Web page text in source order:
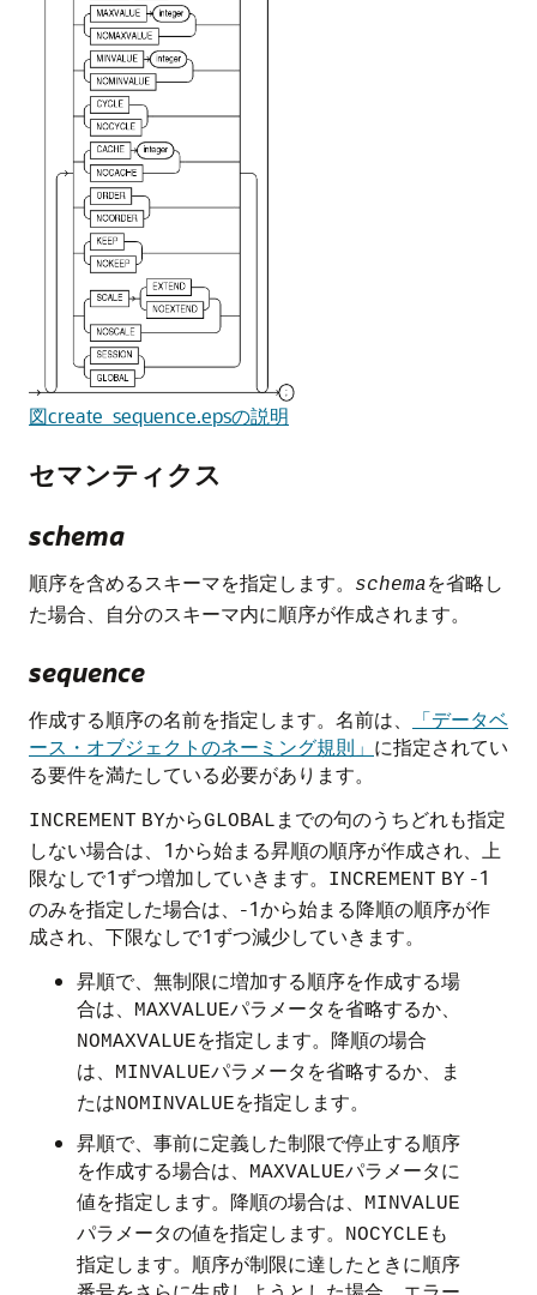
図create_sequence.epsの説明
セマンティクス
schema
順序を含めるスキーマを指定します。 schemaを省略し
た場合、自分のスキーマ内に順序が作成されます。
sequence
作成する順序の名前を指定します。名前は、
「データベ
ース・オブジェクトのネーミング規則」 に指定されてい
る要件を満たしている必要があります。
INCREMENT BYからGLOBAL までの句のうちどれも指定
しない場合は、1から始まる昇順の順序が作成され、上
限なしで1ずつ増加していきます。
INCREMENT BY -1
のみを指定した場合は、-1から始まる降順の順序が作
成され、下限なしで1ずつ減少していきます。
昇順で、無制限に増加する順序を作成する場
合は、
MAXVALUEパラメータを省略するか、
NOMAXVALUEを指定します。 降順の場合
は、
MINVALUEパラメータを省略するか、ま
たはNOMINVALUEを指定します。
昇順で、事前に定義した制限で停止する順序
を作成する場合は、
MAXVALUEパラメータに
値を指定します。 降順の場合は、 MINVALUE
パラメータの値を指定します。 NOCYCLE も
指定します。順序が制限に達したときに順序